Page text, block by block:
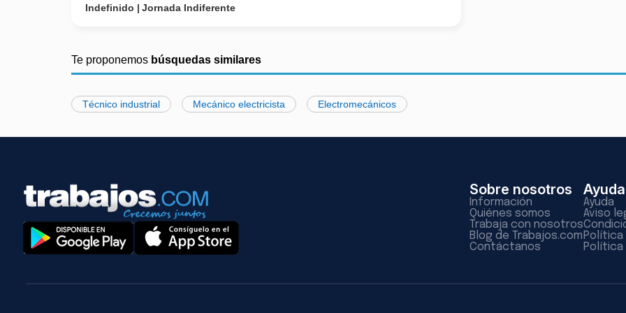
Indefinido
Jornada Indiferente
Te proponemos búsquedas similares
Técnico industrial Mecánico electricista Electromecánicos
Sobre nosotros
Información
Quiénes somos
Trabaja con nosotros
Blog de Trabajos.com
Contáctanos
Ayuda
Ayuda
Aviso
Política